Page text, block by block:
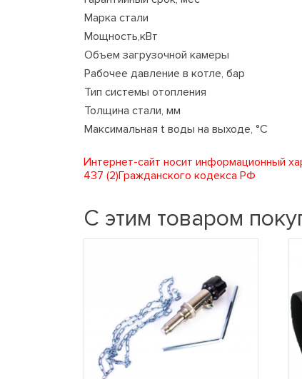
Марка стали
Мощность,кВт
Объем загрузочной камеры
Рабочее давление в котле, бар
Тип системы отопления
Толщина стали, мм
Максимальная t воды на выходе, °С
Интернет-сайт носит информационный
437 (2)Гражданского кодекса РФ
С этим товаром